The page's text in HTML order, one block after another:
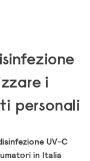
i
personali
UV-C
in Italia